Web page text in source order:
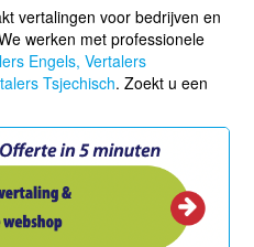
vertalingen voor bedrijven en
werken met professionele
Engels, Vertalers
Tsjechisch. Zoekt u een